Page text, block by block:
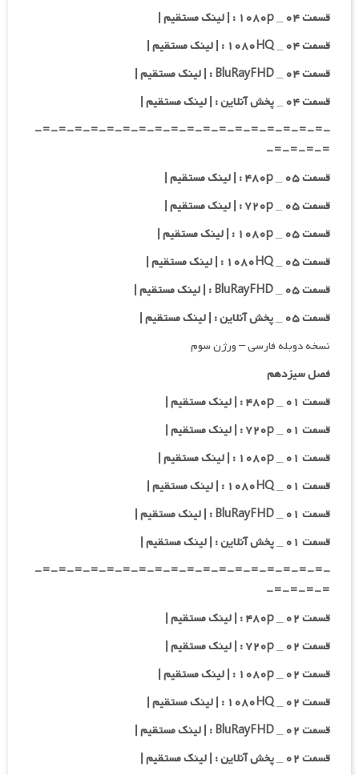
قسمت ۰۴ _ ۱۰۸۰p : | لینک مستقیم |
قسمت ۰۴ _ ۱۰۸۰HQ : | لینک مستقیم |
قسمت ۰۴ _ BluRayFHD : | لینک مستقیم |
قسمت ۰۴ _ پخش آنلاین : | لینک مستقیم |
-=-=-=-=-=-=-=-=-=-=-=-=-=-=-=-=-=-=-
=-=-=-=-
قسمت ۰۵ _ ۴۸۰p : | لینک مستقیم |
قسمت ۰۵ _ ۷۲۰p : | لینک مستقیم |
قسمت ۰۵ _ ۱۰۸۰p : | لینک مستقیم |
قسمت ۰۵ _ ۱۰۸۰HQ : | لینک مستقیم |
قسمت ۰۵ _ BluRayFHD : | لینک مستقیم |
قسمت ۰۵ _ پخش آنلاین : | لینک مستقیم |
نسخه دوبله فارسی – ورژن سوم
فصل سیزدهم
قسمت ۰۱ _ ۴۸۰p : | لینک مستقیم |
قسمت ۰۱ _ ۷۲۰p : | لینک مستقیم |
قسمت ۰۱ _ ۱۰۸۰p : | لینک مستقیم |
قسمت ۰۱ _ ۱۰۸۰HQ : | لینک مستقیم |
قسمت ۰۱ _ BluRayFHD : | لینک مستقیم |
قسمت ۰۱ _ پخش آنلاین : | لینک مستقیم |
-=-=-=-=-=-=-=-=-=-=-=-=-=-=-=-=-=-=-
=-=-=-=-
قسمت ۰۲ _ ۴۸۰p : | لینک مستقیم |
قسمت ۰۲ _ ۷۲۰p : | لینک مستقیم |
قسمت ۰۲ _ ۱۰۸۰p : | لینک مستقیم |
قسمت ۰۲ _ ۱۰۸۰HQ : | لینک مستقیم |
قسمت ۰۲ _ BluRayFHD : | لینک مستقیم |
قسمت ۰۲ _ پخش آنلاین : | لینک مستقیم |